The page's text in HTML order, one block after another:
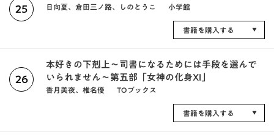
25 日向夏、倉田三ノ路、しのとうこ 小学館
書籍を購入する
26
本好きの下剋上～司書になるためには手段を選んで
いられません～第五部「女神の化身XI」
香月美夜、椎名優 TOブックス
書籍を購入する